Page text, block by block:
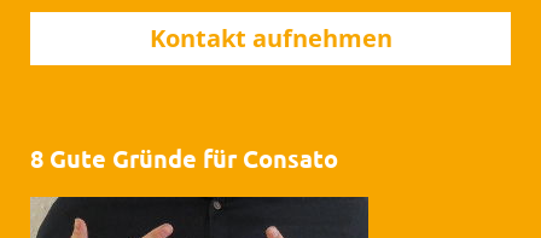
Kontakt aufnehmen
8 Gute Gründe für Consato